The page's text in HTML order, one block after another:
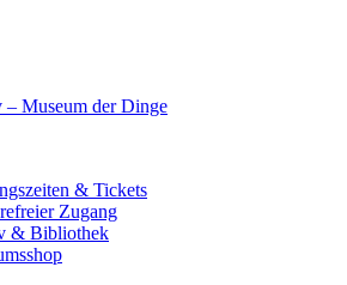
& Tickets
Zugang
& Bibliothek